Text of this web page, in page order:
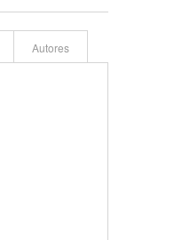
Autores